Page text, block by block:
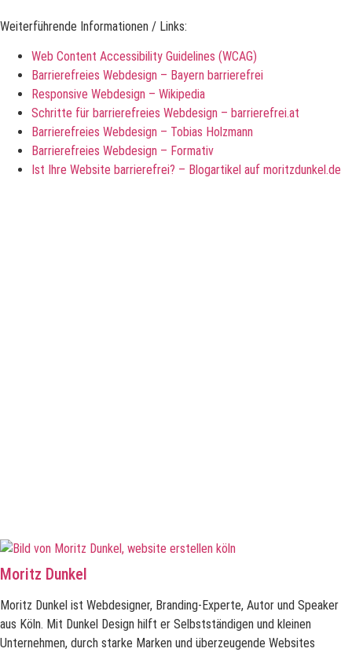
Weiterführende Informationen / Links:
Web Content Accessibility Guidelines (WCAG)
Barrierefreies Webdesign – Bayern barrierefrei
Responsive Webdesign – Wikipedia
Schritte für barrierefreies Webdesign – barrierefrei.at
Barrierefreies Webdesign – Tobias Holzmann
Barrierefreies Webdesign – Formativ
Ist Ihre Website barrierefrei? – Blogartikel auf moritzdunkel.de
Moritz Dunkel
Moritz Dunkel ist Webdesigner, Branding-Experte, Autor und Speaker
aus Köln. Mit Dunkel Design hilft er Selbstständigen und kleinen
Unternehmen, durch starke Marken und überzeugende Websites